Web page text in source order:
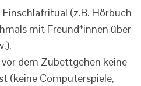
(z.B. Hörbuch
mit Freund*innen über
dem Zubettgehen keine
(keine Computerspiele,